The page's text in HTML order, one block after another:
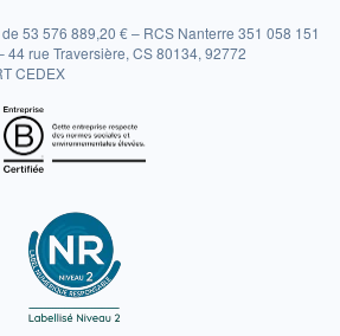
53 576 889,20 € – RCS Nanterre 351 058 151
44 rue Traversière, CS 80134, 92772
CEDEX